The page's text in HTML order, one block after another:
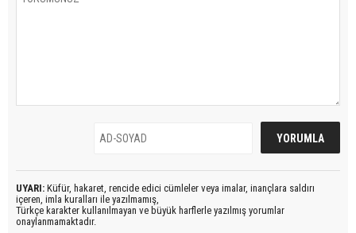
UYARI: Küfür, hakaret, rencide edici cümleler veya imalar, inançlara saldırı
içeren, imla kuralları ile yazılmamış,
Türkçe karakter kullanılmayan ve büyük harflerle yazılmış yorumlar
onaylanmamaktadır.